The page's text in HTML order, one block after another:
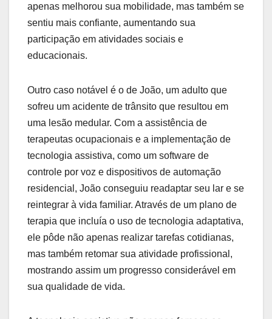
apenas melhorou sua mobilidade, mas também se
sentiu mais confiante, aumentando sua
participação em atividades sociais e
educacionais.
Outro caso notável é o de João, um adulto que
sofreu um acidente de trânsito que resultou em
uma lesão medular. Com a assistência de
terapeutas ocupacionais e a implementação de
tecnologia assistiva, como um software de
controle por voz e dispositivos de automação
residencial, João conseguiu readaptar seu lar e se
reintegrar à vida familiar. Através de um plano de
terapia que incluía o uso de tecnologia adaptativa,
ele pôde não apenas realizar tarefas cotidianas,
mas também retomar sua atividade profissional,
mostrando assim um progresso considerável em
sua qualidade de vida.